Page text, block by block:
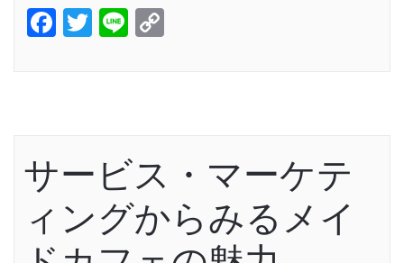
Facebook
Twitter
Line
サービス・マーケテ
ィングからみるメイ